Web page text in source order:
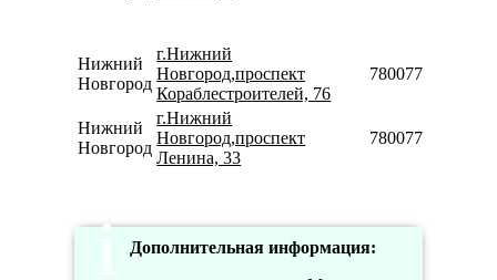
Нижний
Новгород
г.Нижний
Новгород,проспект
Кораблестроителей, 76
78007753553
Нижний
Новгород
г.Нижний
Новгород,проспект
Ленина, 33
78007753553
Дополнительная информация: